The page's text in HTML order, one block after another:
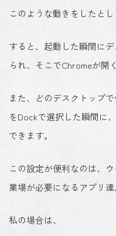
このような動きをしたとし
すると、起動した瞬間に
られ、そこでChromeが開
また、どのデスクトップ
をDockで選択した瞬間に
できます。
この設定が便利なのは、
業場が必要になるアプリ達
私の場合は、